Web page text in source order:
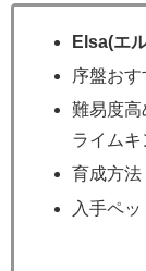
Elsa(エ
序盤お
難易度高
ライムキ
育成方法
入手ペ